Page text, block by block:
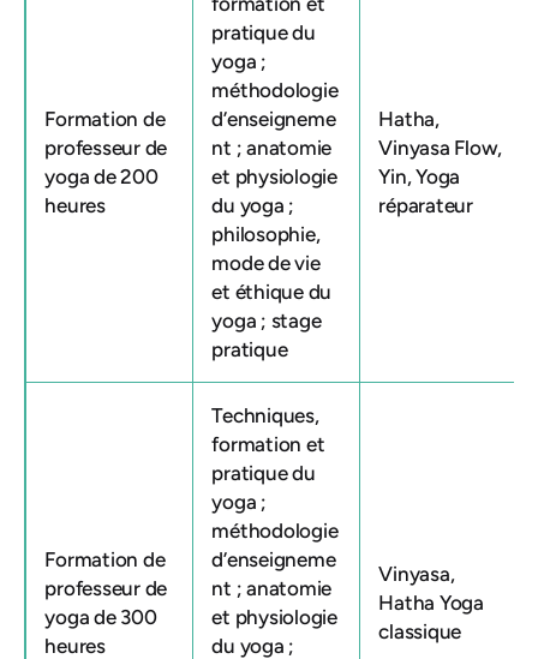
Formation de
professeur de
yoga de 200
heures
pratique du
yoga ;
méthodologie
d’enseigneme
nt ; anatomie
et physiologie
du yoga ;
philosophie,
mode de vie
et éthique du
yoga ; stage
pratique
Hatha,
Vinyasa Flow,
Yin, Yoga
réparateur
Formation de
professeur de
yoga de 300
heures
Techniques,
formation et
pratique du
yoga ;
méthodologie
d’enseigneme
nt ; anatomie
et physiologie
du yoga ;
Vinyasa,
Hatha Yoga
classique